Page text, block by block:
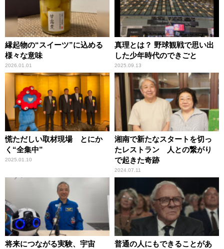
縁起物の“スイーツ”に込める
様々な意味
2026.01.01
真理とは？ 野球観戦で思い出
した少年時代のできごと
2025.09.13
慌ただしい取材現場 とにか
く“全集中”
2025.01.10
湘南で新たなスタートを切っ
たレストラン 人との繋がり
で起きた奇跡
2024.07.11
将来につながる実験、宇宙
普通の人にもできることがあ